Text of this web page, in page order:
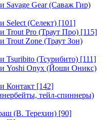
Savage Gear (Саваж Гир)
Select (Селект) [101]
Trout Pro (Траут Про) [115]
Trout Zone (Траут Зон)
Tsuribito (Тсурибито) [111]
Yoshi Onyx (Йоши Оникс)
Контакт [142]
тейл-спиннеры)
(В. Терехин) [90]